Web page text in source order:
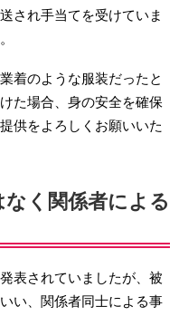
され手当てを受けていま
着のような服装だったと
た場合、身の安全を確保
供をよろしくお願いいた
く関係者による
表されていましたが、被
い、関係者同士による事